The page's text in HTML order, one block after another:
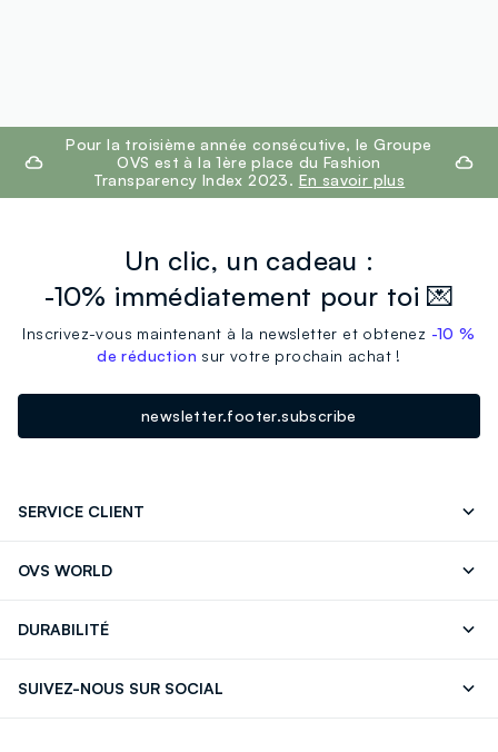
footer.ariatitlePour la troisième année consécutive, le Groupe
OVS est à la 1ère place du Fashion
Transparency Index 2023. En savoir plus
Un clic, un cadeau :
-10% immédiatement pour toi 💌
Inscrivez-vous maintenant à la newsletter et obtenez -10 %
de réduction sur votre prochain achat !
newsletter.footer.subscribe
SERVICE CLIENT
OVS WORLD
DURABILITÉ
SUIVEZ-NOUS SUR SOCIAL